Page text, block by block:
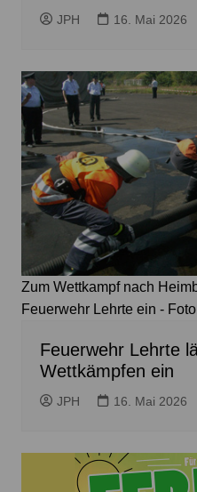
JPH 16. Mai 2026
Zum Wettkampf nach
Feuerwehr Lehrte ein -
Feuerwehr Lehrte
Wettkämpfen ein
JPH 16. Mai 2026